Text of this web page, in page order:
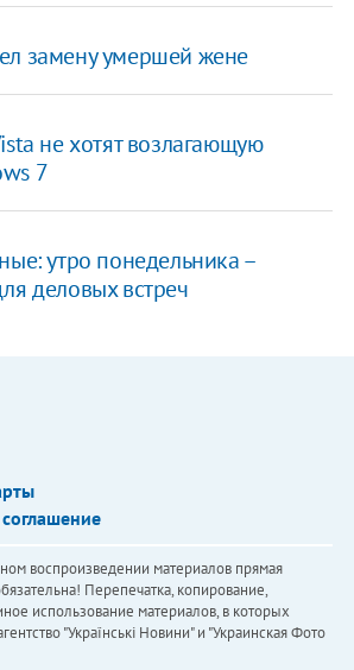
замену умершей жене
не хотят возлагающую
7
утро понедельника –
деловых встреч
воспроизведении материалов прямая
Перепечатка, копирование,
использование материалов, в которых
"Українськi Новини" и "Украинская Фото